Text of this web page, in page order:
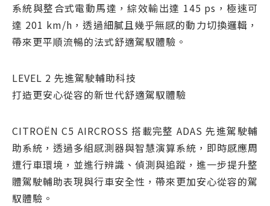
系統與整合式電動馬達，綜效輸出達 145 ps，極速可
達 201 km/h，透過細膩且幾乎無感的動力切換邏輯，
帶來更平順流暢的法式舒適駕馭體驗。
LEVEL 2 先進駕駛輔助科技
打造更安心從容的新世代舒適駕馭體驗
CITROËN C5 AIRCROSS 搭載完整 ADAS 先進駕駛輔
助系統，透過多組感測器與智慧演算系統，即時感應周
遭行車環境，並進行辨識、偵測與追蹤，進一步提升整
體駕駛輔助表現與行車安全性，帶來更加安心從容的駕
馭體驗。